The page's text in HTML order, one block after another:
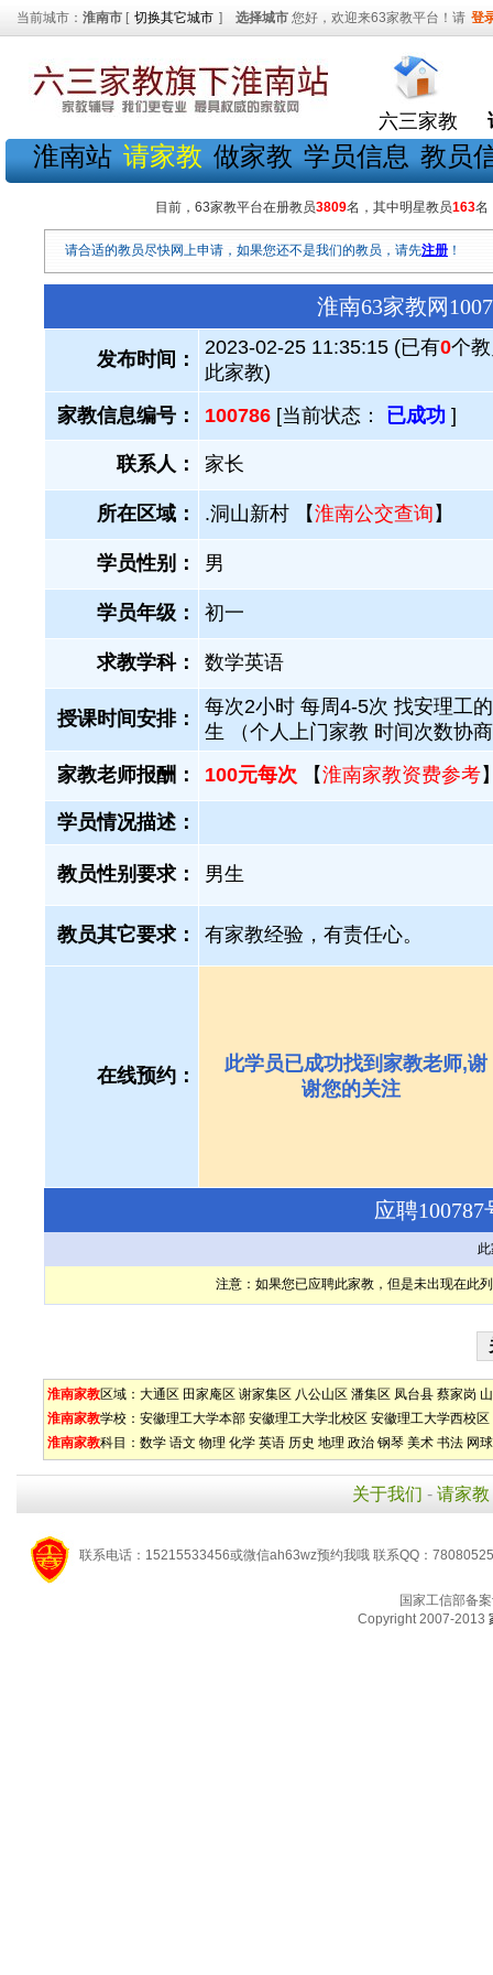
当前城市： 淮南市 [ 切换其它城市 ] 选择城市 您好，欢迎来63家教平台！请 登
六三家教
淮南站 请家教 做家教 学员信息 教员
目前，63家教平台在册教员3809名，其中明星教员163名
请合适的教员尽快网上申请，如果您还不是我们的教员，请先注册 ！
淮南63家教网
发布时间：
2023-02-25 11:35:15 (已有0个
此家教)
家教信息编号：
100786 [当前状态： 已成功 ]
联系人： 家长
所在区域： .洞山新村 【淮南公交查询 】
学员性别： 男
学员年级： 初一
求教学科： 数学英语
授课时间安排：
每次2小时 每周4-5次 找安理工
生 （个人上门家教 时间次数协
家教老师报酬：
100元每次 【淮南家教资费参考
学员情况描述：
教员性别要求： 男生
教员其它要求： 有家教经验，有责任心。
在线预约：
此学员已成功找到家教老师,谢
谢您的关注
应聘
注意：如果您已应聘此家教，但是未出现在此
淮南家教区域： 大通区 田家庵区 谢家集区 八公山区 潘集区 凤台县 蔡家岗
淮南家教学校： 安徽理工大学本部 安徽理工大学北校区 安徽理工大学西校区
淮南家教科目： 数学 语文 物理 化学 英语 历史 地理 政治 钢琴 美术 书法 网球
关于我们 - 请家教
联系电话：15215533456或微信ah63wz预约我哦 联系QQ：
国家工信部备
Copyright 2007-2013